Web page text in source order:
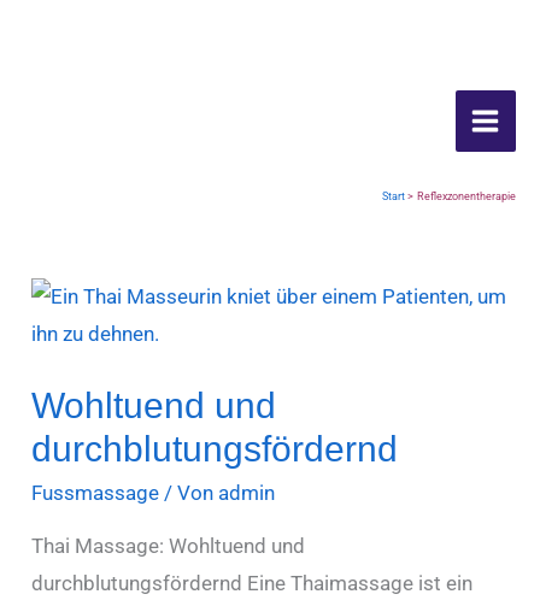
Start Reflexzonentherapie
Reflexzonentherapie
Wohltuend und
durchblutungsfördernd
Fussmassage / Von admin
Thai Massage: Wohltuend und
durchblutungsfördernd Eine Thaimassage ist ein